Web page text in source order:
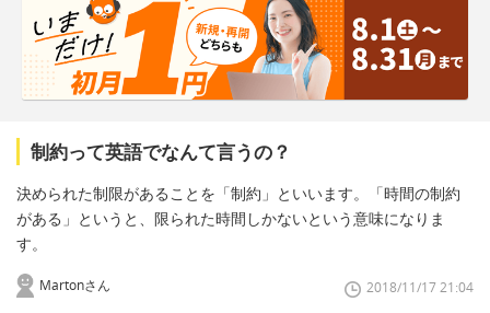
制約って英語でなんて言うの？
決められた制限があることを「制約」といいます。「時間の制約
がある」というと、限られた時間しかないという意味になりま
す。
Martonさん 2018/11/17 21:04